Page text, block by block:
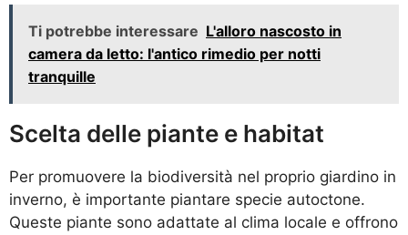
Ti potrebbe interessare L'alloro nascosto in
camera da letto: l'antico rimedio per notti
tranquille
Scelta delle piante e habitat
Per promuovere la biodiversità nel proprio giardino in
inverno, è importante piantare specie autoctone.
Queste piante sono adattate al clima locale e offrono